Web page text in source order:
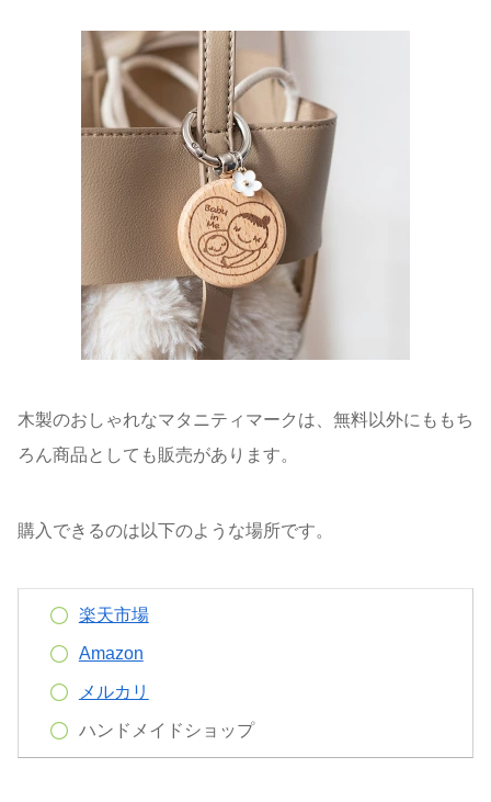
木製のおしゃれなマタニティマークは、無料以外にももち
ろん商品としても販売があります。
購入できるのは以下のような場所です。
楽天市場
Amazon
メルカリ
ハンドメイドショップ